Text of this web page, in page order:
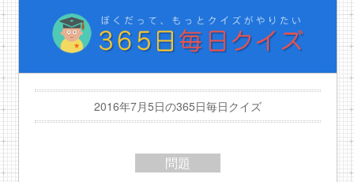
2016年7月5日の365日毎日クイズ
問題